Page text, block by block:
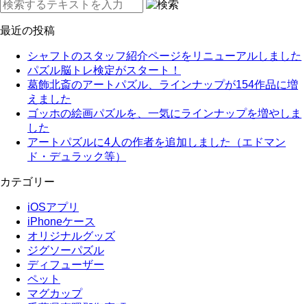
最近の投稿
シャフトのスタッフ紹介ページをリニューアルしました
パズル脳トレ検定がスタート！
葛飾北斎のアートパズル、ラインナップが154作品に増
えました
ゴッホの絵画パズルを、一気にラインナップを増やしま
した
アートパズルに4人の作者を追加しました（エドマン
ド・デュラック等）
カテゴリー
iOSアプリ
iPhoneケース
オリジナルグッズ
ジグソーパズル
ディフューザー
ペット
マグカップ